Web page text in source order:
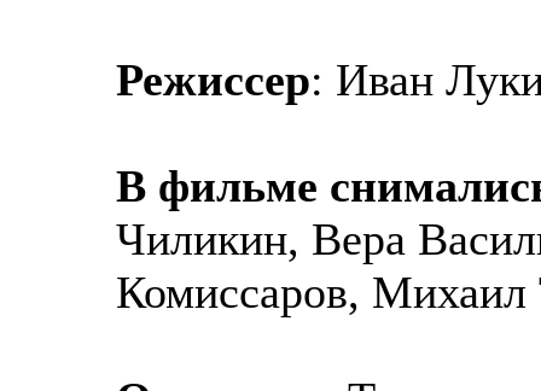
Режиссер: Иван
В фильме
Чиликин, Вера
Комиссаров, Михаил